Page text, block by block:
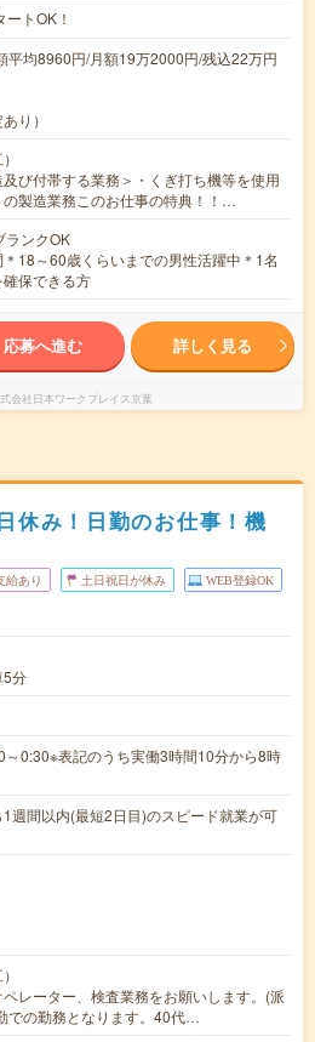
ートOK！
均8960円/月額19万2000円/残込22万円
り）
及び付帯する業務＞・くぎ打ち機等を使用
の製造業務このお仕事の特典！！…
ランクOK
＊18～60歳くらいまでの男性活躍中＊1名
保できる方
応募へ進む 詳しく見る
会社日本ワークプレイス京葉
休み！日勤のお仕事！機
給あり 土日祝日が休み WEB登録OK
5分
0:30※表記のうち実働3時間10分から8時
週間以内(最短2日目)のスピード就業が可
ペレーター、検査業務をお願いします。(派
での勤務となります。40代…